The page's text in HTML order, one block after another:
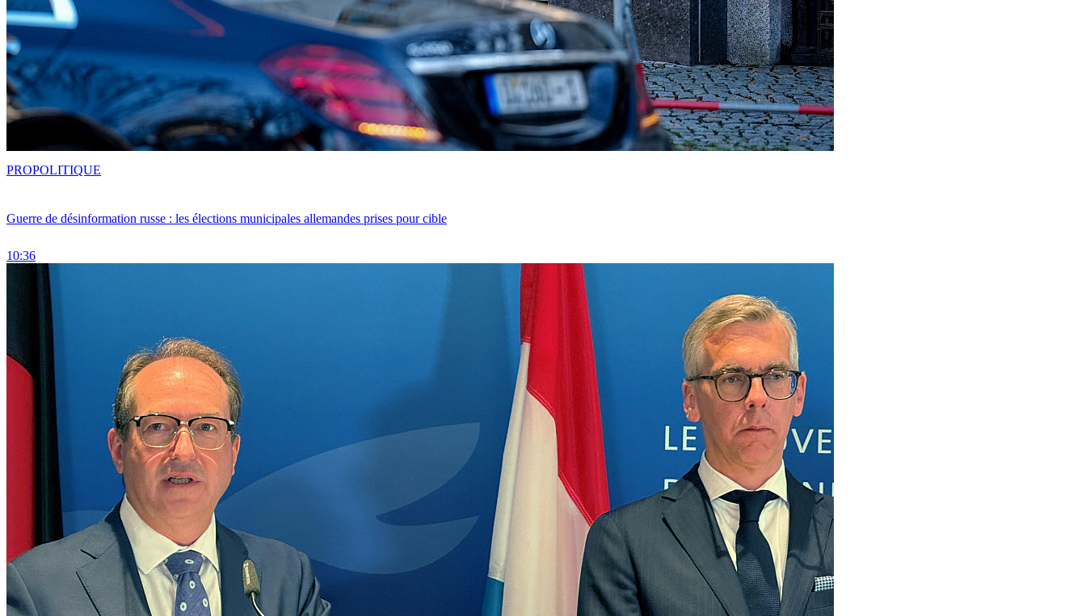
Guerre de désinformation russe : les élections municipales allemandes prises pour cible
10:36
PROPOLITIQUE